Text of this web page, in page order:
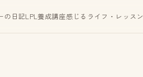
の日記LPL養成講座感じる ライフ・レッスン